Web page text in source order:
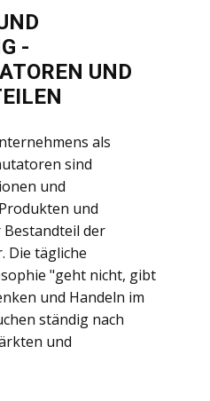
-
UND
als
sind
und
und
der
Die tägliche
"geht nicht, gibt
und Handeln im
ständig nach
und